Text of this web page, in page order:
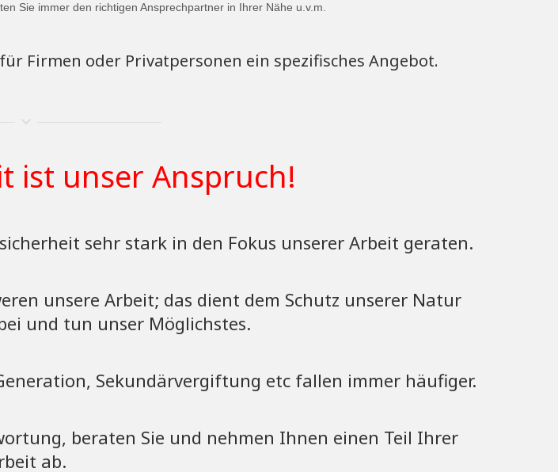
Sie immer den richtigen Ansprechpartner in Ihrer Nähe u.v.m.
Firmen oder Privatpersonen ein spezifisches Angebot.
ist unser Anspruch!
sehr stark in den Fokus unserer Arbeit geraten.
unsere Arbeit; das dient dem Schutz unserer Natur
und tun unser Möglichstes.
Sekundärvergiftung etc fallen immer häufiger.
beraten Sie und nehmen Ihnen einen Teil Ihrer
ab.